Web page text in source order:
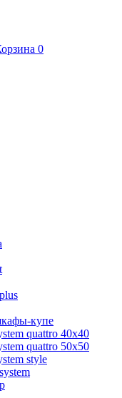
0
купе
quattro 40x40
quattro 50x50
style